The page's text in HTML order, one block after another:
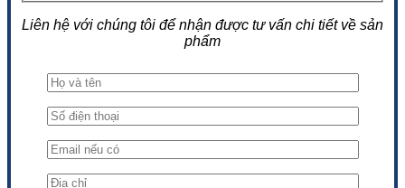
Liên hệ với chúng tôi để nhận được tư vấn chi tiết về sản
phẩm